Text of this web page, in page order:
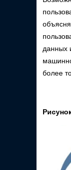
данных
более